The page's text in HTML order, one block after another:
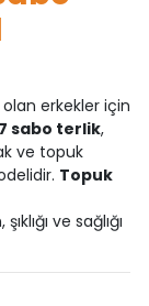
olan erkekler için
sabo terlik,
ve topuk
Topuk
ve sağlığı